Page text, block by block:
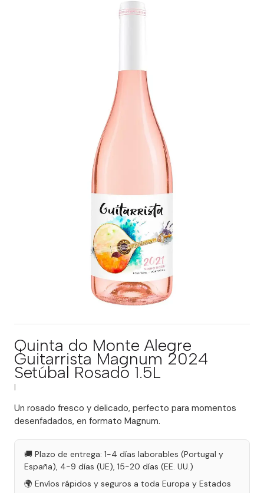
Quinta do Monte Alegre
Guitarrista Magnum 2024
Setúbal Rosado 1.5L
Un rosado fresco y delicado, perfecto para momentos
desenfadados, en formato Magnum.
🚚 Plazo de entrega: 1-4 días laborables (Portugal y
España), 4-9 días (UE), 15-20 días (EE. UU.)
🌍 Envíos rápidos y seguros a toda Europa y Estados